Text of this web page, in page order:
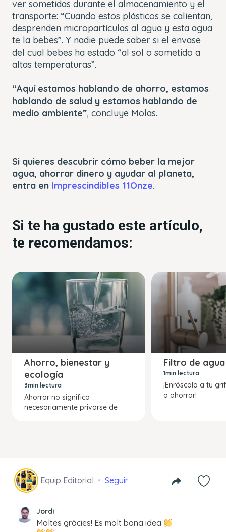
ver sometidas durante el almacenamiento y el
transporte: “Cuando estos plásticos se calientan,
desprenden micropartículas al agua y esta agua
te la bebes”. Y nadie puede saber si el envase
del cual bebes ha estado “al sol o sometido a
altas temperaturas”.
“Aquí estamos hablando de ahorro, estamos
hablando de salud y estamos hablando de
medio ambiente”, concluye Molas.
Si quieres descubrir cómo beber la mejor
agua, ahorrar dinero y ayudar al planeta,
entra en Imprescindibles 11Onze.
Si te ha gustado este artículo,
te recomendamos:
Ahorro, bienestar y
ecología
3min lectura
Ahorrar no significa
necesariamente privarse de
Filtro de
1min lectura
¡Enróscalo a tu
a ahorrar!
Equip Editorial Seguir
Jordi
Moltes gràcies! Es molt bona idea